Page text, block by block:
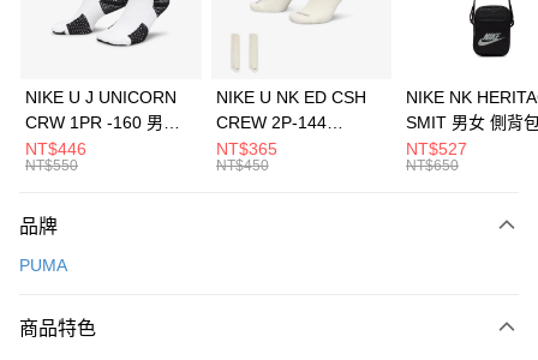
華南商業銀行
彰化商業銀行
上海商業儲蓄銀行
元大商業銀行
台灣樂天信用卡公司
Apple Pay
全盈+PAY
AFTEE先享後付
【關於「AFTEE先享後付」】
便利好安心！
３．安心：先確認商品／服務後，再付款。
運送方式
每筆NT$100，滿NT$1,500(含以上)免運費
NIKE U J UNICORN
CRW 1PR -160 男女
中統襪 FZ3393100
NT$446
NT$550
NIKE U NK ED CSH
CREW 2P-144
EMBRDY 男女 短統襪
FZ3073133
NT$365
NT$450
NIKE NK
SMIT 男女 側背
BA5871010
NT$527
NT$650
品牌
PUMA
商品特色